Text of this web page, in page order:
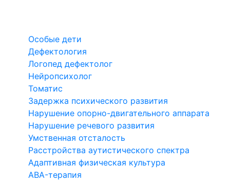
Особые дети
Дефектология
Логопед дефектолог
Нейропсихолог
Томатис
Задержка психического развития
Нарушение опорно-двигательного аппарата
Нарушение речевого развития
Умственная отсталость
Расстройства аутистического спектра
Адаптивная физическая культура
ABA-терапия